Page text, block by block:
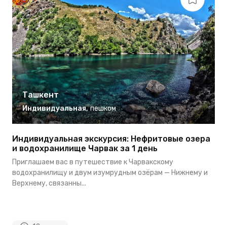
Ташкент
Индивидуальная, пешком
Индивидуальная экскурсия: Нефритовые озера
и водохранилище Чарвак за 1 день
Приглашаем вас в путешествие к Чарвакскому
водохранилищу и двум изумрудным озёрам — Нижнему и
Верхнему, связанны...